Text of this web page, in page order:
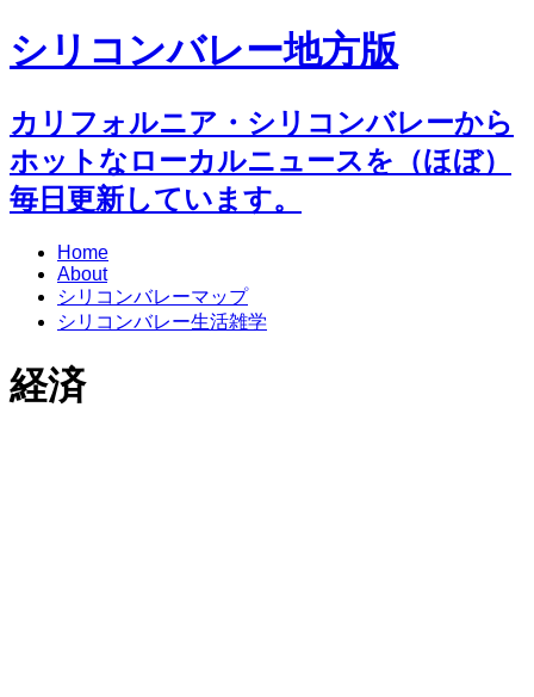
シリコンバレー地方版
カリフォルニア・シリコンバレーから
ホットなローカルニュースを（ほぼ）
毎日更新しています。
Home
About
シリコンバレーマップ
シリコンバレー生活雑学
経済